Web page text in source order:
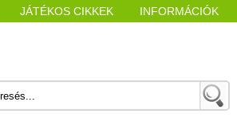
JÁTÉKOS CIKKEK INFORMÁCIÓK